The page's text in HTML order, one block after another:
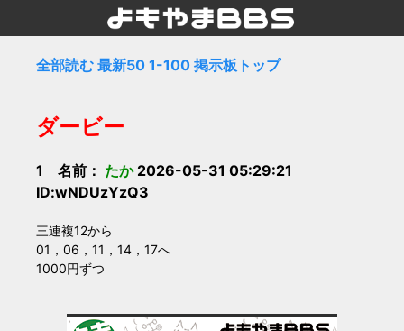
全部読む 最新50 1-100 掲示板トップ
ダービー
1 名前： たか2026-05-31 05:29:21
ID:wNDUzYzQ3
三連複12から
01，06，11，14，17へ
1000円ずつ